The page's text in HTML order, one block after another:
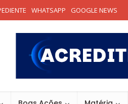
WHATSAPP GOOGLE NEWS